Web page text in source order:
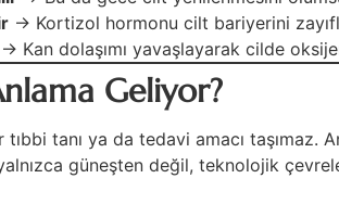
→ Kortizol hormonu cilt bariyerini
→ Kan dolaşımı yavaşlayarak cilde
Geliyor?
tıbbi tanı ya da tedavi amacı taşımaz.
yalnızca güneşten değil, teknolojik